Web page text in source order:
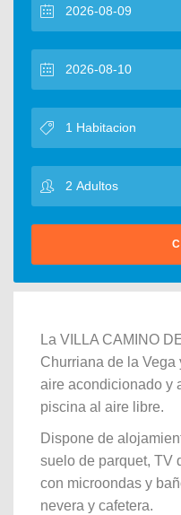
La VILLA CAMINO
Churriana de la Vega
aire acondicionado y
piscina al aire libre.
Dispone de
suelo de parquet, TV
con microondas y
nevera y cafetera.